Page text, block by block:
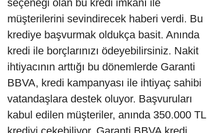
seçeneği olan bu kredi imkanı ile
müşterilerini sevindirecek haberi verdi. Bu
krediye başvurmak oldukça basit. Anında
kredi ile borçlarınızı ödeyebilirsiniz. Nakit
ihtiyacının arttığı bu dönemlerde Garanti
BBVA, kredi kampanyası ile ihtiyaç sahibi
vatandaşlara destek oluyor. Başvuruları
kabul edilen müşteriler, anında 350.000 TL